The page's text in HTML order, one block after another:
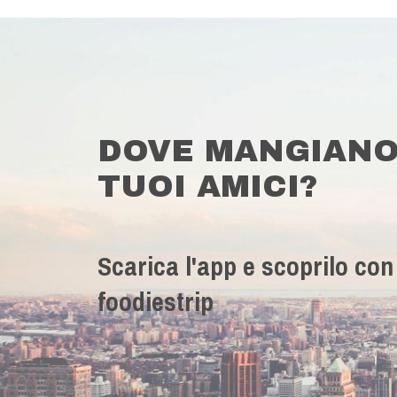
DOVE
TUOI AMICI?
Scarica l'app e scoprilo con
foodiestrip